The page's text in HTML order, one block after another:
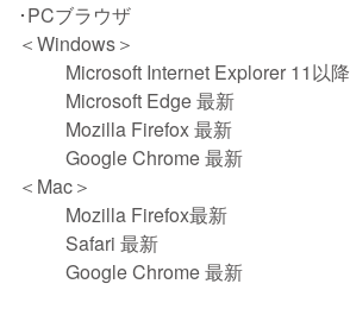
PCブラウザ
＜Windows＞
Microsoft Internet Explorer 11以降
Microsoft Edge 最新
Mozilla Firefox 最新
Google Chrome 最新
＜Mac＞
Mozilla Firefox最新
Safari 最新
Google Chrome 最新